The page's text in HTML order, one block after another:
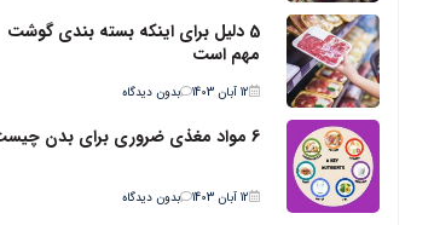
5 دلیل برای اینکه بسته بندی گوشت
مهم است
12 آبان 1403 بدون دیدگاه
6 مواد مغذی ضروری برای بدن چیست؟
12 آبان 1403 بدون دیدگاه